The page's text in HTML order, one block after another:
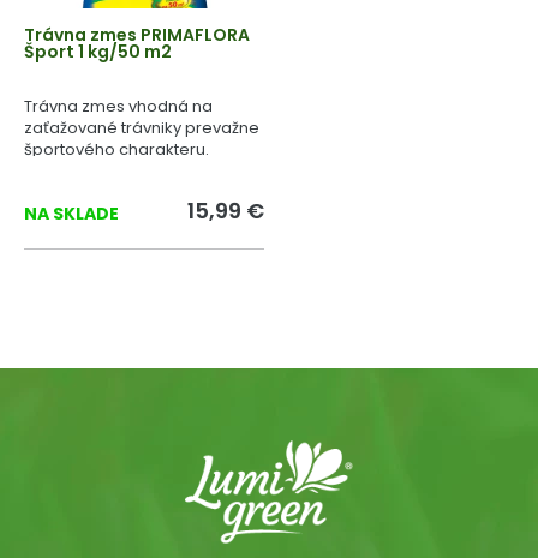
Trávna zmes PRIMAFLORA
Šport 1 kg/50 m2
Trávna zmes vhodná na
zaťažované trávniky prevažne
športového charakteru.
NA SKLADE 15,99 €